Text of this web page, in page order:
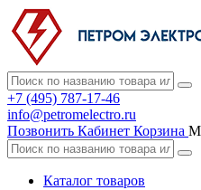
+7 (495) 787-17-46
info@petromelectro.ru
Позвонить Кабинет Корзина
Каталог товаров